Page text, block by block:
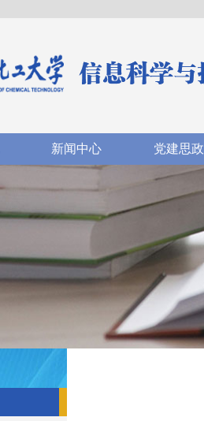
新闻中心 党建思政